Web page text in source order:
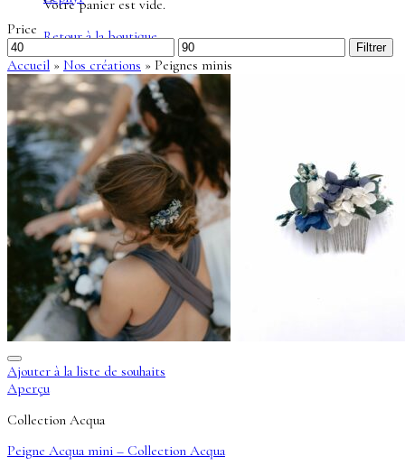
Votre panier est vide.
Retour à la boutique
Price
Prix
min
Prix
max
Filtrer
Accueil » Nos créations » Peignes minis
Ajouter à la liste de souhaits
Aperçu
Collection Acqua
Peigne Acqua mini – Collection Acqua